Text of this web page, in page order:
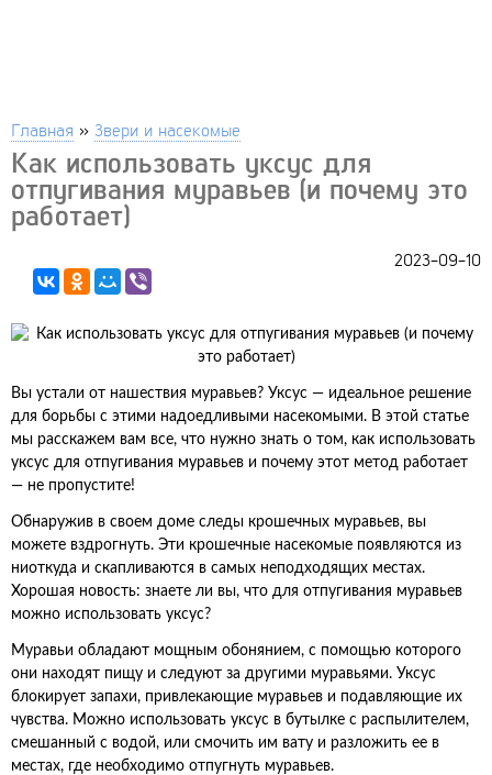
Главная » Звери и насекомые
Как использовать уксус для
отпугивания муравьев (и почему это
работает)
2023-09-10
Вы устали от нашествия муравьев? Уксус — идеальное решение
для борьбы с этими надоедливыми насекомыми. В этой статье
мы расскажем вам все, что нужно знать о том, как использовать
уксус для отпугивания муравьев и почему этот метод работает
— не пропустите!
Обнаружив в своем доме следы крошечных муравьев, вы
можете вздрогнуть. Эти крошечные насекомые появляются из
ниоткуда и скапливаются в самых неподходящих местах.
Хорошая новость: знаете ли вы, что для отпугивания муравьев
можно использовать уксус?
Муравьи обладают мощным обонянием, с помощью которого
они находят пищу и следуют за другими муравьями. Уксус
блокирует запахи, привлекающие муравьев и подавляющие их
чувства. Можно использовать уксус в бутылке с распылителем,
смешанный с водой, или смочить им вату и разложить ее в
местах, где необходимо отпугнуть муравьев.